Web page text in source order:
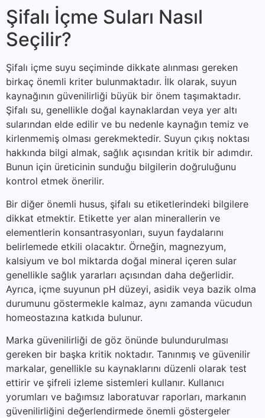
Şifalı İçme Suları Nasıl
Seçilir?
Şifalı içme suyu seçiminde dikkate alınması gereken
birkaç önemli kriter bulunmaktadır. İlk olarak, suyun
kaynağının güvenilirliği büyük bir önem taşımaktadır.
Şifalı su, genellikle doğal kaynaklardan veya yer altı
sularından elde edilir ve bu nedenle kaynağın temiz ve
kirlenmemiş olması gerekmektedir. Suyun çıkış noktası
hakkında bilgi almak, sağlık açısından kritik bir adımdır.
Bunun için üreticinin sunduğu bilgilerin doğruluğunu
kontrol etmek önerilir.
Bir diğer önemli husus, şifalı su etiketlerindeki bilgilere
dikkat etmektir. Etikette yer alan minerallerin ve
elementlerin konsantrasyonları, suyun faydalarını
belirlemede etkili olacaktır. Örneğin, magnezyum,
kalsiyum ve bol miktarda doğal mineral içeren sular
genellikle sağlık yararları açısından daha değerlidir.
Ayrıca, içme suyunun pH düzeyi, asidik veya bazik olma
durumunu göstermekle kalmaz, aynı zamanda vücudun
homeostazına katkıda bulunur.
Marka güvenilirliği de göz önünde bulundurulması
gereken bir başka kritik noktadır. Tanınmış ve güvenilir
markalar, genellikle su kaynaklarını düzenli olarak test
ettirir ve şifreli izleme sistemleri kullanır. Kullanıcı
yorumları ve bağımsız laboratuvar raporları, markanın
güvenilirliğini değerlendirmede önemli göstergeler